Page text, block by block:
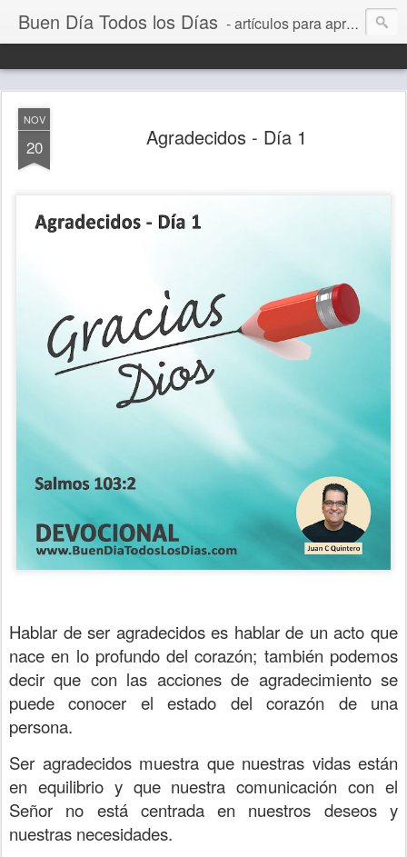
Buen Día Todos los Días - artículos para aprender a vivir mejor, un día a la vez. Por Juan C Quintero
NOV
20 Agradecidos - Día 1
Hablar de ser agradecidos es hablar de un acto que
nace en lo profundo del corazón; también podemos
decir que con las acciones de agradecimiento se
puede conocer el estado del corazón de una
persona.
Ser agradecidos muestra que nuestras vidas están
en equilibrio y que nuestra comunicación con el
Señor no está centrada en nuestros deseos y
nuestras necesidades.